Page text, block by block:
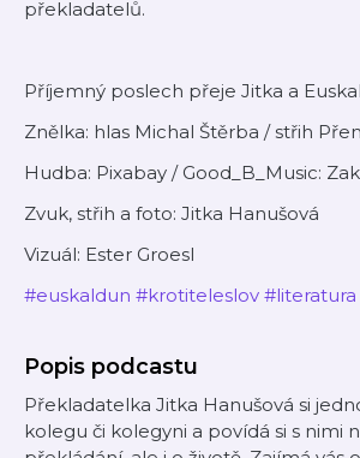
překladatelů.
Příjemný poslech přeje Jitka a
Znělka: hlas Michal Štěrba / střih
Hudba: Pixabay / Good_B_Music:
Zvuk, střih a foto: Jitka Hanušová
Vizuál: Ester Groesl
#euskaldun #krotiteleslov #literatura
Popis podcastu
Překladatelka Jitka Hanušová si
kolegu či kolegyni a povídá si s nimi